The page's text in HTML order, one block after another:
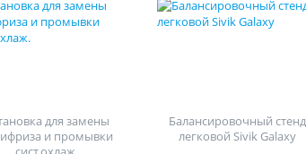
для замены
и промывки
Балансировочный стенд
легковой Sivik Galaxy